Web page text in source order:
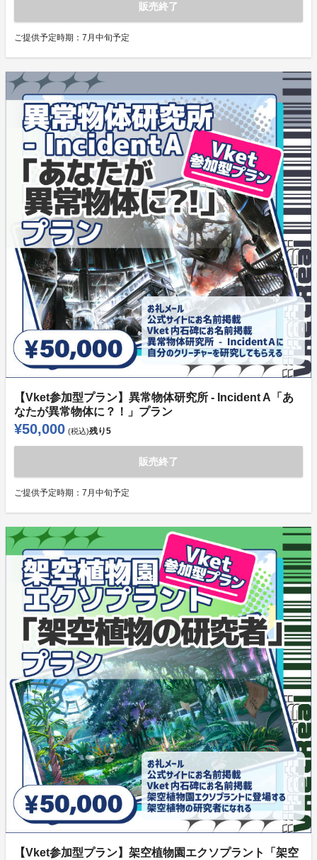
販売終了
ご提供予定時期： 7月中旬予定
【Vket参加型プラン】異常物体研究所 - Incident A「あ
なたが異常物体に？！」プラン
¥50,000 (税込)残り5
販売終了
ご提供予定時期： 7月中旬予定
【Vket参加型プラン】架空植物園エクソプラント「架空